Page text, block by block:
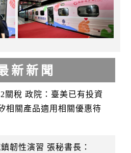
新新聞
關稅 政院：臺美已有投資
相關產品適用相關優惠待
韌性演習 張秘書長：